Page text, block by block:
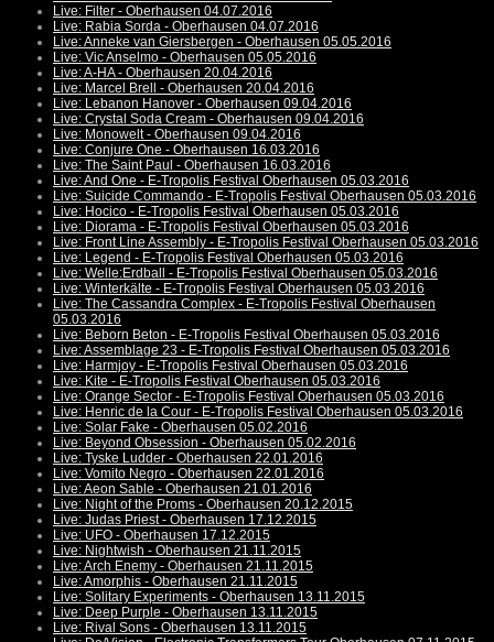
Live: Filter - Oberhausen 04.07.2016
Live: Rabia Sorda - Oberhausen 04.07.2016
Live: Anneke van Giersbergen - Oberhausen 05.05.2016
Live: Vic Anselmo - Oberhausen 05.05.2016
Live: A-HA - Oberhausen 20.04.2016
Live: Marcel Brell - Oberhausen 20.04.2016
Live: Lebanon Hanover - Oberhausen 09.04.2016
Live: Crystal Soda Cream - Oberhausen 09.04.2016
Live: Monowelt - Oberhausen 09.04.2016
Live: Conjure One - Oberhausen 16.03.2016
Live: The Saint Paul - Oberhausen 16.03.2016
Live: And One - E-Tropolis Festival Oberhausen 05.03.2016
Live: Suicide Commando - E-Tropolis Festival Oberhausen 05.03.2016
Live: Hocico - E-Tropolis Festival Oberhausen 05.03.2016
Live: Diorama - E-Tropolis Festival Oberhausen 05.03.2016
Live: Front Line Assembly - E-Tropolis Festival Oberhausen 05.03.2016
Live: Legend - E-Tropolis Festival Oberhausen 05.03.2016
Live: Welle:Erdball - E-Tropolis Festival Oberhausen 05.03.2016
Live: Winterkälte - E-Tropolis Festival Oberhausen 05.03.2016
Live: The Cassandra Complex - E-Tropolis Festival Oberhausen
05.03.2016
Live: Beborn Beton - E-Tropolis Festival Oberhausen 05.03.2016
Live: Assemblage 23 - E-Tropolis Festival Oberhausen 05.03.2016
Live: Harmjoy - E-Tropolis Festival Oberhausen 05.03.2016
Live: Kite - E-Tropolis Festival Oberhausen 05.03.2016
Live: Orange Sector - E-Tropolis Festival Oberhausen 05.03.2016
Live: Henric de la Cour - E-Tropolis Festival Oberhausen 05.03.2016
Live: Solar Fake - Oberhausen 05.02.2016
Live: Beyond Obsession - Oberhausen 05.02.2016
Live: Tyske Ludder - Oberhausen 22.01.2016
Live: Vomito Negro - Oberhausen 22.01.2016
Live: Aeon Sable - Oberhausen 21.01.2016
Live: Night of the Proms - Oberhausen 20.12.2015
Live: Judas Priest - Oberhausen 17.12.2015
Live: UFO - Oberhausen 17.12.2015
Live: Nightwish - Oberhausen 21.11.2015
Live: Arch Enemy - Oberhausen 21.11.2015
Live: Amorphis - Oberhausen 21.11.2015
Live: Solitary Experiments - Oberhausen 13.11.2015
Live: Deep Purple - Oberhausen 13.11.2015
Live: Rival Sons - Oberhausen 13.11.2015